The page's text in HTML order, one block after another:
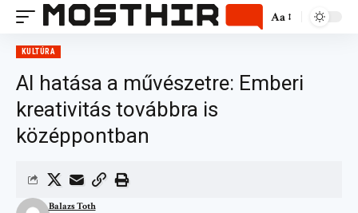
Aa
KULTÚRA
AI hatása a művészetre: Emberi
kreativitás továbbra is
középpontban
Balazs Toth